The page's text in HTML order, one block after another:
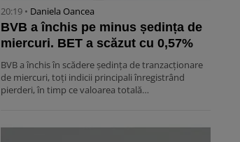
20:19 • Daniela Oancea
BVB a închis pe minus ședința de
miercuri. BET a scăzut cu 0,57%
BVB a închis în scădere ședința de tranzacționare
de miercuri, toți indicii principali înregistrând
pierderi, în timp ce valoarea totală…